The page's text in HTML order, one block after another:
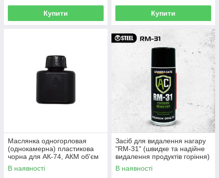
Купити Купити
Маслянка одногорловая
(однокамерна) пластикова
чорна для АК-74, АКМ об'єм
100 мл
В наявності
Засіб для видалення нагару
"RM-31" (швидке та надійне
видалення продуктів горіння)
400 мл
В наявності